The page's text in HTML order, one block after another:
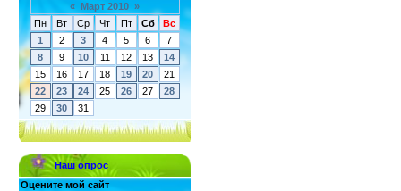
« Март 2010 »
Пн
Вт Ср Чт Пт Сб
Вс
1
2 3 4 5 6
7
8
9 10 11 12 13
14
15
16 17 18 19 20
21
22
23 24 25 26 27
28
29
30 31
Наш опрос
Оцените мой сайт